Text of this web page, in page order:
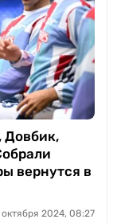
Довбик,
вернутся в
октября 2024, 08:27